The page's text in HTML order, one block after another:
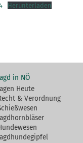
Herunterladen
in NÖ
Heute
& Verordnung